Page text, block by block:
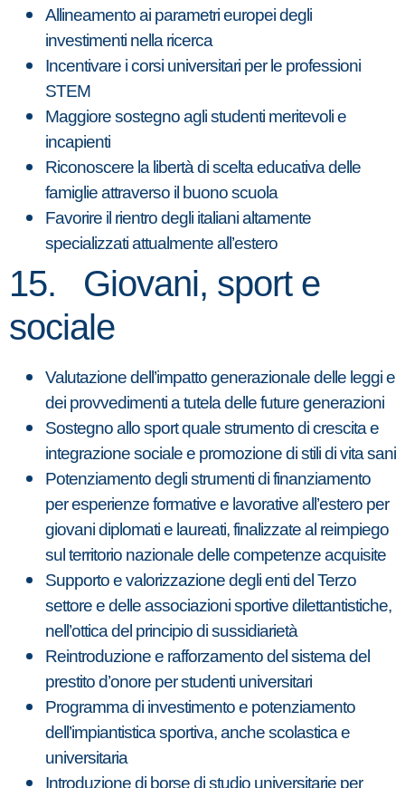
Allineamento ai parametri europei degli
investimenti nella ricerca
Incentivare i corsi universitari per le professioni
STEM
Maggiore sostegno agli studenti meritevoli e
incapienti
Riconoscere la libertà di scelta educativa delle
famiglie attraverso il buono scuola
Favorire il rientro degli italiani altamente
specializzati attualmente all’estero
15. Giovani, sport e
sociale
Valutazione dell’impatto generazionale delle leggi e
dei provvedimenti a tutela delle future generazioni
Sostegno allo sport quale strumento di crescita e
integrazione sociale e promozione di stili di vita sani
Potenziamento degli strumenti di finanziamento
per esperienze formative e lavorative all’estero per
giovani diplomati e laureati, finalizzate al reimpiego
sul territorio nazionale delle competenze acquisite
Supporto e valorizzazione degli enti del Terzo
settore e delle associazioni sportive dilettantistiche,
nell’ottica del principio di sussidiarietà
Reintroduzione e rafforzamento del sistema del
prestito d’onore per studenti universitari
Programma di investimento e potenziamento
dell’impiantistica sportiva, anche scolastica e
universitaria
Introduzione di borse di studio universitarie per